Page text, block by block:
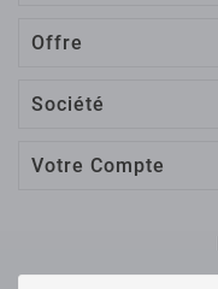
Offre
Société
Votre Compte